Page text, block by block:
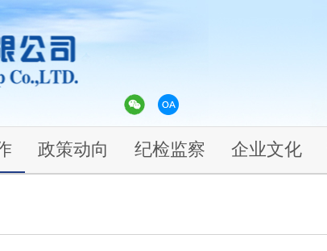
政策动向 纪检监察 企业文化